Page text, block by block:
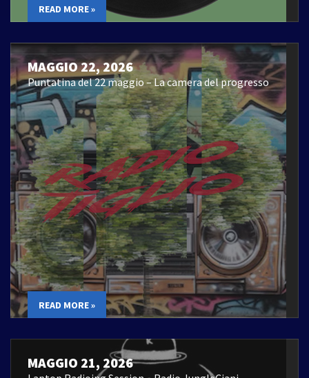
READ MORE »
MAGGIO 22, 2026
Puntatina del 22 maggio – La camera del progresso
READ MORE »
MAGGIO 21, 2026